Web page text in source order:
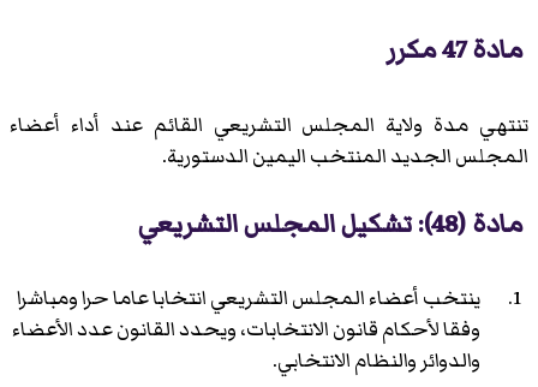
مادة 47 مكرر
تنتهي مدة ولاية المجلس التشريعي القائم عند أداء أعضاء
المجلس الجديد المنتخب اليمين الدستورية.
مادة (48): تشكيل المجلس التشريعي
ينتخب أعضاء المجلس التشريعي انتخابا عاما حرا ومباشرا
وفقا لأحكام قانون الانتخابات، ويحدد القانون عدد الأعضاء
والدوائر والنظام الانتخابي.